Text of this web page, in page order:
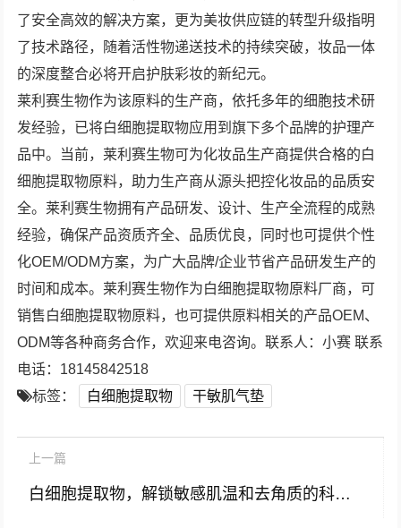
了安全高效的解决方案，更为美妆供应链的转型升级指明
了技术路径，随着活性物递送技术的持续突破，妆品一体
的深度整合必将开启护肤彩妆的新纪元。
莱利赛生物作为该原料的生产商，依托多年的细胞技术研
发经验，已将白细胞提取物应用到旗下多个品牌的护理产
品中。当前，莱利赛生物可为化妆品生产商提供合格的白
细胞提取物原料，助力生产商从源头把控化妆品的品质安
全。莱利赛生物拥有产品研发、设计、生产全流程的成熟
经验，确保产品资质齐全、品质优良，同时也可提供个性
化OEM/ODM方案，为广大品牌/企业节省产品研发生产的
时间和成本。莱利赛生物作为白细胞提取物原料厂商，可
销售白细胞提取物原料，也可提供原料相关的产品OEM、
ODM等各种商务合作，欢迎来电咨询。联系人：小赛 联系
电话：18145842518
标签：
白细胞提取物 干敏肌气垫
上一篇
白细胞提取物，解锁敏感肌温和去角质的科学奥秘